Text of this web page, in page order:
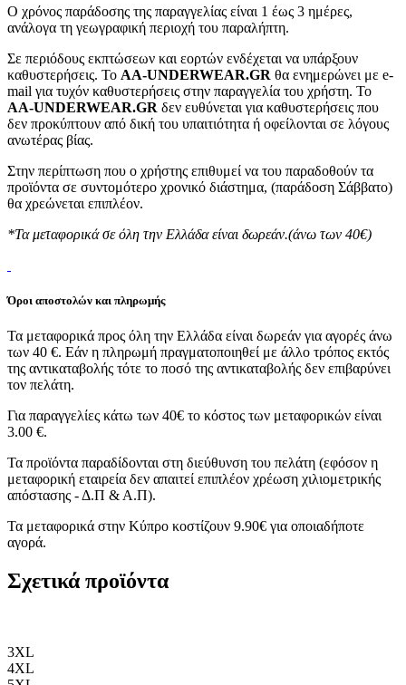
Ο χρόνος παράδοσης της παραγγελίας είναι 1 έως 3 ημέρες,
ανάλογα τη γεωγραφική περιοχή του παραλήπτη.
Σε περιόδους εκπτώσεων και εορτών ενδέχεται να υπάρξουν
καθυστερήσεις. Το AA-UNDERWEAR.GR θα ενημερώνει με e-
mail για τυχόν καθυστερήσεις στην παραγγελία του χρήστη. Το
AA-UNDERWEAR.GR δεν ευθύνεται για καθυστερήσεις που
δεν προκύπτουν από δική του υπαιτιότητα ή οφείλονται σε λόγους
ανωτέρας βίας.
Στην περίπτωση που ο χρήστης επιθυμεί να του παραδοθούν τα
προϊόντα σε συντομότερο χρονικό διάστημα, (παράδοση Σάββατο)
θα χρεώνεται επιπλέον.
*Τα μεταφορικά σε όλη την Ελλάδα είναι δωρεάν.(άνω των 40€)
Όροι αποστολών και πληρωμής
Τα μεταφορικά προς όλη την Ελλάδα είναι δωρεάν για αγορές άνω
των 40 €. Εάν η πληρωμή πραγματοποιηθεί με άλλο τρόπος εκτός
της αντικαταβολής τότε το ποσό της αντικαταβολής δεν επιβαρύνει
τον πελάτη.
Για παραγγελίες κάτω των 40€ το κόστος των μεταφορικών είναι
3.00 €.
Τα προϊόντα παραδίδονται στη διεύθυνση του πελάτη (εφόσον η
μεταφορική εταιρεία δεν απαιτεί επιπλέον χρέωση χιλιομετρικής
απόστασης - Δ.Π & Α.Π).
Τα μεταφορικά στην Κύπρο κοστίζουν 9.90€ για οποιαδήποτε
αγορά.
Σχετικά προϊόντα
3XL
4XL